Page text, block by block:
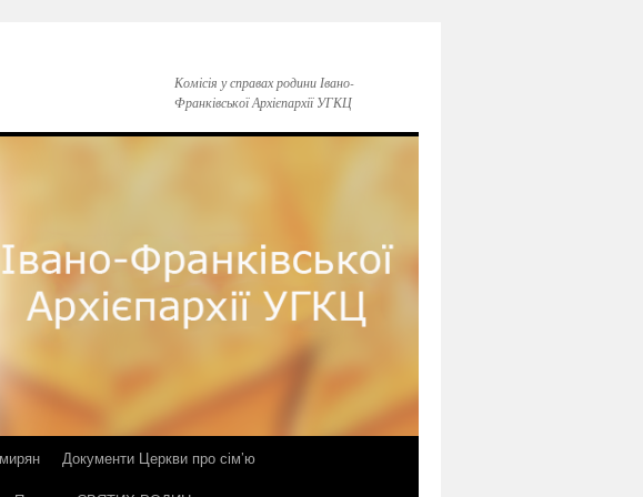
Комісія у справах родини Івано-
Франківської Архієпархії УГКЦ
Документи Церкви про сім’ю